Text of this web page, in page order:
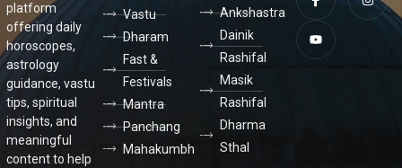
platform
offering daily
horoscopes,
astrology
guidance, vastu
tips, spiritual
insights, and
meaningful
content to help
Vastu
Dharam
Fast &
Festivals
Mantra
Panchang
Mahakumbh
Ankshastra
Dainik
Rashifal
Masik
Rashifal
Dharma
Sthal